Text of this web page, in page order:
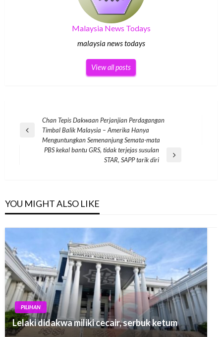
Malaysia News Todays
malaysia news todays
View all posts
navigation
Previous
Chan Tepis Dakwaan Perjanjian Perdagangan
Timbal Balik Malaysia – Amerika Hanya
Menguntungkan Semenanjung Semata-mata
PBS kekal bantu GRS, tidak terjejas susulan
STAR, SAPP tarik diri
YOU MIGHT ALSO LIKE
PILIHAN
Lelaki didakwa miliki cecair, serbuk ketum